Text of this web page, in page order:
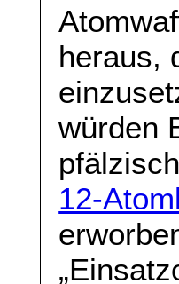
heraus,
würden
12-